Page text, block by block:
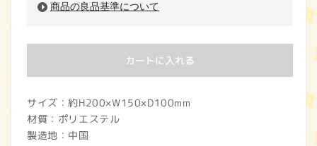
商品の良品基準について
カートに入れる
サイズ：約H200×W150×D100mm
材質：ポリエステル
製造地：中国